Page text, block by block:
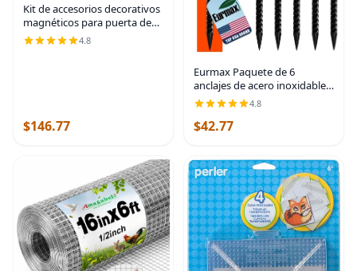
Kit de accesorios decorativos
magnéticos para puerta de
garaje, bisagras de imitación,
mangos, atractivo de acera,
4.8
$146.77
Eurmax Paquete de 6
anclajes de acero inoxidable
de 16 pulgadas para vientos
fuertes, estacas galvanizadas
de 1/2 pulgada, anclajes de
4.8
$42.77